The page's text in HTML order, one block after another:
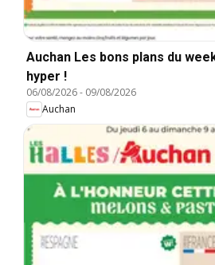
Auchan Les bons plans du
hyper !
06/08/2026- 09/08/2026
Auchan